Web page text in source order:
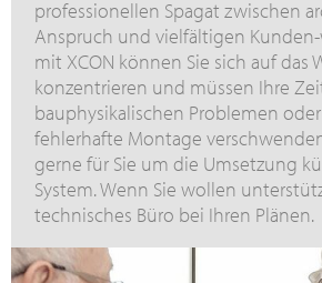
professionellen Spagat zwischen
Anspruch und vielfältigen
mit XCON können Sie sich auf das
konzentrieren und müssen Ihre
bauphysikalischen Problemen
fehlerhafte Montage
gerne für Sie um die Umsetzung
System. Wenn Sie wollen
technisches Büro bei Ihren Plänen.